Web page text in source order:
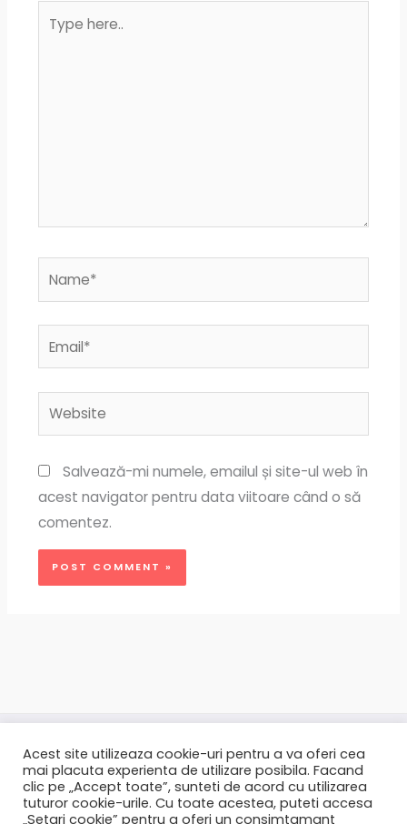
here..
Website
Salvează-mi numele, emailul și site-ul web în
acest navigator pentru data viitoare când o să
comentez.
Acest site utilizeaza cookie-uri pentru a va oferi cea
mai placuta experienta de utilizare posibila. Facand
clic pe „Accept toate”, sunteti de acord cu utilizarea
tuturor cookie-urile. Cu toate acestea, puteti accesa
„Setari cookie” pentru a oferi un consimtamant